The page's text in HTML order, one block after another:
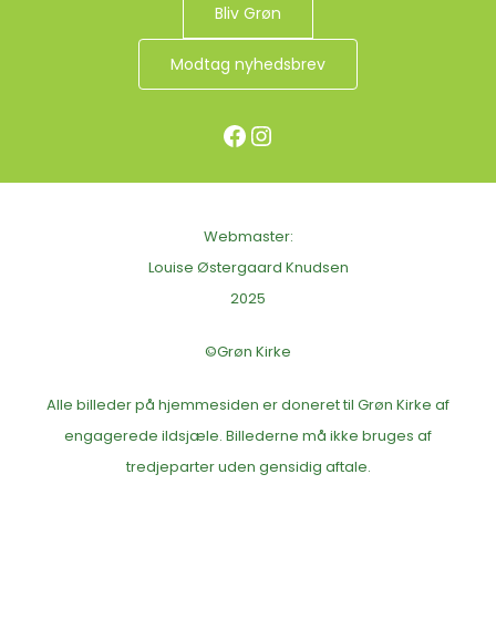
Bliv Grøn
Modtag nyhedsbrev
Facebook Instagram
Webmaster:
Louise Østergaard Knudsen
2025
©Grøn Kirke
Alle billeder på hjemmesiden er doneret til Grøn Kirke af
engagerede ildsjæle. Billederne må ikke bruges af
tredjeparter uden gensidig aftale.